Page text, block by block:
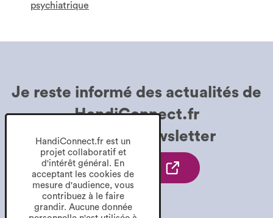
HandiConnect.fr est un
projet collaboratif et
d'intérêt général. En
acceptant les cookies de
mesure d'audience, vous
contribuez à le faire
grandir. Aucune donnée
psychiatrique
Je m'inscris
m'inscris
Je reste informé des actualités de
HandiConnect.fr
grâce à la
Newsletter